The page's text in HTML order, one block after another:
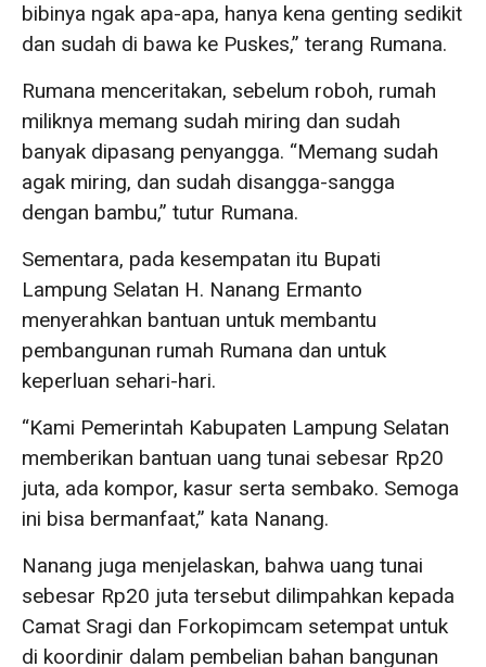
bibinya ngak apa-apa, hanya kena genting sedikit
dan sudah di bawa ke Puskes,” terang Rumana.
Rumana menceritakan, sebelum roboh, rumah
miliknya memang sudah miring dan sudah
banyak dipasang penyangga. “Memang sudah
agak miring, dan sudah disangga-sangga
dengan bambu,” tutur Rumana.
Sementara, pada kesempatan itu Bupati
Lampung Selatan H. Nanang Ermanto
menyerahkan bantuan untuk membantu
pembangunan rumah Rumana dan untuk
keperluan sehari-hari.
“Kami Pemerintah Kabupaten Lampung Selatan
memberikan bantuan uang tunai sebesar Rp20
juta, ada kompor, kasur serta sembako. Semoga
ini bisa bermanfaat,” kata Nanang.
Nanang juga menjelaskan, bahwa uang tunai
sebesar Rp20 juta tersebut dilimpahkan kepada
Camat Sragi dan Forkopimcam setempat untuk
di koordinir dalam pembelian bahan bangunan